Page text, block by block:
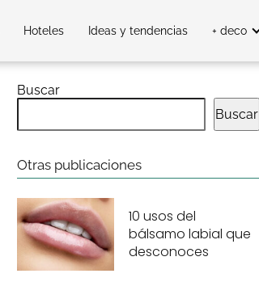
Hoteles Ideas y tendencias + deco
Buscar
Buscar
Otras publicaciones
10 usos del
bálsamo labial que
desconoces